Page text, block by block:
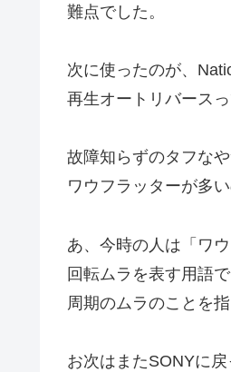
難点でした。
次に使ったのが、
再生オートリバース
故障知らずのタフな
ワウフラッターが多
あ、今時の人は「ワ
回転ムラを表す用語
周期のムラのことを指
お次はまたSONYに